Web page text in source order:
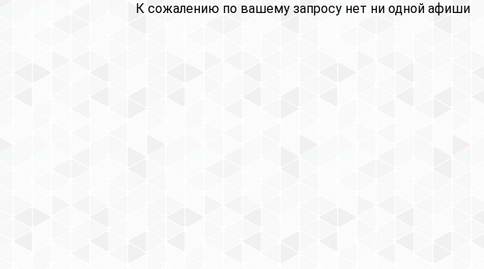
К сожалению по вашему запросу нет ни одной афиши